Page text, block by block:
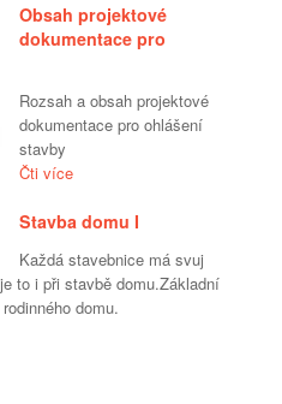
Obsah projektové
dokumentace pro
Rozsah a obsah projektové
dokumentace pro ohlášení
stavby
Čti více
Stavba domu I
Každá stavebnice má svuj
to i při stavbě domu.Základní
domu.